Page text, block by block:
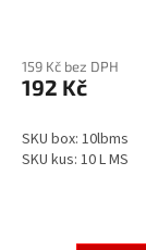
159 Kč bez DPH
192 Kč
SKU box: 10lbms
SKU kus: 10 L MS